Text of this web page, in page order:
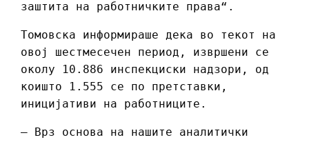
заштита на работничките права“.
Томовска информираше дека во текот на
овој шестмесечен период, извршени се
околу 10.886 инспекциски надзори, од
коишто 1.555 се по претставки,
иницијативи на работниците.
– Врз основа на нашите аналитички